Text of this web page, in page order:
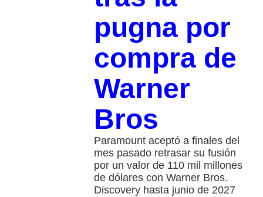
pugna por
compra de
Warner
Bros
Paramount aceptó a finales del
mes pasado retrasar su fusión
por un valor de 110 mil millones
de dólares con Warner Bros.
Discovery hasta junio de 2027